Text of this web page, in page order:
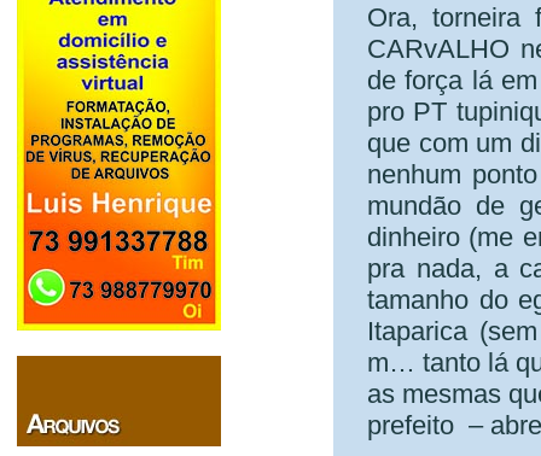
Ora, torneira
CARvALHO
de força lá
pro PT
que com um
nenhum
mundão de
dinheiro (me
pra nada, a
tamanho do
Itaparica
m… tanto lá
as mesmas
prefeito –